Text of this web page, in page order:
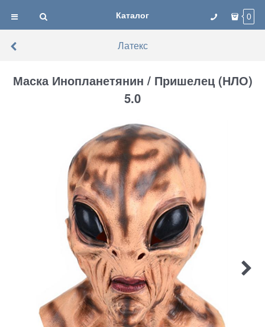
Каталог 0
Латекс
Маска Инопланетянин / Пришелец (НЛО)
5.0